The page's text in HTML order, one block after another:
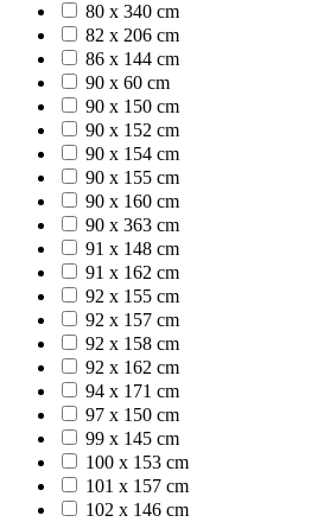
80 x 340 cm
82 x 206 cm
86 x 144 cm
90 x 60 cm
90 x 150 cm
90 x 152 cm
90 x 154 cm
90 x 155 cm
90 x 160 cm
90 x 363 cm
91 x 148 cm
91 x 162 cm
92 x 155 cm
92 x 157 cm
92 x 158 cm
92 x 162 cm
94 x 171 cm
97 x 150 cm
99 x 145 cm
100 x 153 cm
101 x 157 cm
102 x 146 cm